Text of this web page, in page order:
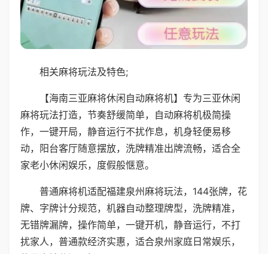
相关麻将玩法及特色;
【海南三亚麻将休闲自动麻将机】专为三亚休闲
麻将玩法打造，节奏舒缓简单，自动麻将机极简操
作，一键开局，静音运行不扰作息，机身轻便易移
动，阳台客厅随意摆放，洗牌精准出牌流畅，适合全
家老小休闲娱乐，度假般惬意。
普通麻将机适配福建泉州麻将玩法，144张牌，花
牌、字牌计分规范，机器自动整理牌型，洗牌精准，
无错牌漏牌，操作简单，一键开机，静音运行，不打
扰家人，普通款经济实惠，适合泉州家庭日常娱乐，